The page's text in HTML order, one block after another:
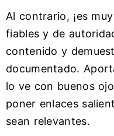
Al contrario, ¡es
fiables y de
contenido y
documentado.
lo ve con buenos
poner enlaces
sean relevantes.